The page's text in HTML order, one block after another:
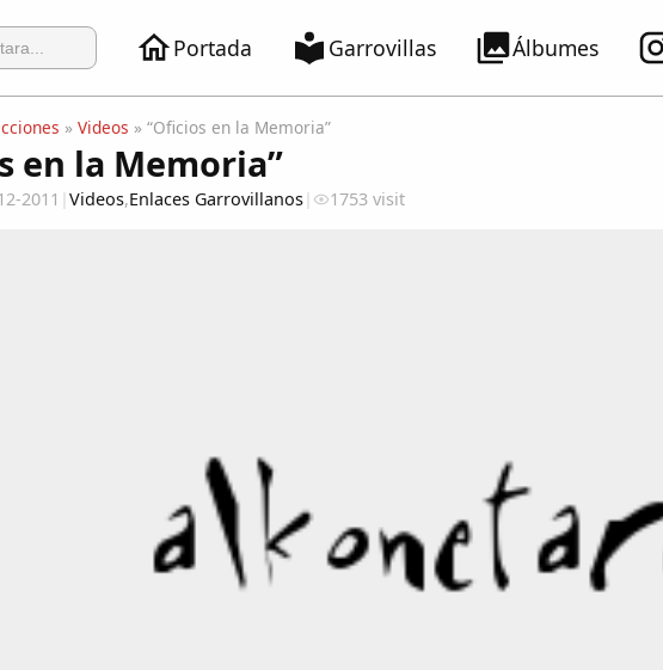
Portada Garrovillas Álbumes
» Videos » “Oficios en la Memoria”
en la Memoria”
2011 | Videos,Enlaces Garrovillanos| 1753 visit